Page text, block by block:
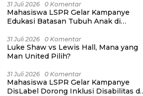
31 Juli 2026 0 Komentar
Mahasiswa LSPR Gelar Kampanye
Edukasi Batasan Tubuh Anak di
31 Juli 2026 0 Komentar
Luke Shaw vs Lewis Hall, Mana yang
Man United Pilih?
31 Juli 2026 0 Komentar
Mahasiswa LSPR Gelar Kampanye
DisLabel Dorong Inklusi Disabilitas di